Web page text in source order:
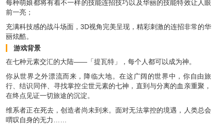
每种萌娘都将有着不一样的技能连招技巧以及华丽的技能特效让人眼
前一亮；
充满科技感的战斗场面，3D视角完美呈现，精彩刺激的连招非常的华
丽炫酷。
游戏背景
在七种元素交汇的大陆——「提瓦特」，每个人都可以成为神。
你从世界之外漂流而来，降临大地。在这广阔的世界中，你自由旅
行、结识同伴、寻找掌控尘世元素的七神，直到与分离的血亲重聚，
在终点见证一切旅途的沉淀。
维系者正在死去，创造者尚未到来。面对无法掌控的境遇，人类总会
喟叹自身的无力……